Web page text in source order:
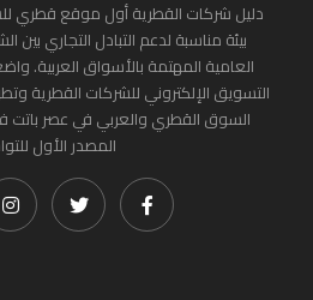
دليل شركات القطرية أول موقع قطري
بيئة مناسبة لدعم التبادل التجاري بين
العامية المهتمة بالأسواق العربية.
التسويق الإلكتروني للشركات القطرية
السوق القطري والعربي في عصر باتت
المصدر الأول